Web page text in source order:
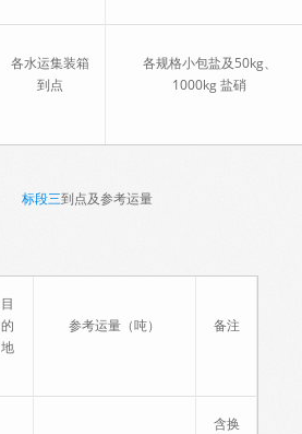
各水运集装箱
到点
各规格小包盐及50kg、
1000kg 盐硝
标段三到点及参考运量
目
的
地
参考运量（吨） 备注
含换